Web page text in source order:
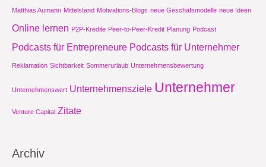
Matthias Aumann Mittelstand Motivations-Blogs neue Geschäfsmodelle neue Ideen
Online lernen P2P-Kredite Peer-to-Peer-Kredit Planung Podcast
Podcasts für Entrepreneure Podcasts für Unternehmer
Reklamation Sichtbarkeit Sommerurlaub Unternehmensbewertung
Unternehmenswert Unternehmensziele Unternehmer
Venture Capital Zitate
Archiv